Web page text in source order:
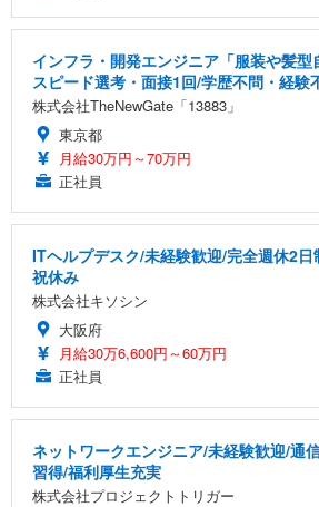
インフラ・開発エンジニア「服装や髪
スピード選考・面接1回/学歴不問・経験
株式会社TheNewGate「13883」
東京都
月給30万円～70万円
正社員
ITヘルプデスク/未経験歓迎/完全週休2
祝休み
株式会社キソシン
大阪府
月給30万6,600円～60万円
正社員
ネットワークエンジニア/未経験歓迎/通
習得/福利厚生充実
株式会社プロジェクトトリガー